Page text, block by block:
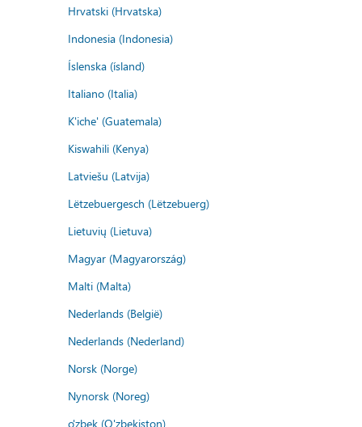
Hrvatski (Hrvatska)
Indonesia (Indonesia)
Íslenska (ísland)
Italiano (Italia)
K'iche' (Guatemala)
Kiswahili (Kenya)
Latviešu (Latvija)
Lëtzebuergesch (Lëtzebuerg)
Lietuvių (Lietuva)
Magyar (Magyarország)
Malti (Malta)
Nederlands (België)
Nederlands (Nederland)
Norsk (Norge)
Nynorsk (Noreg)
o'zbek (O'zbekiston)